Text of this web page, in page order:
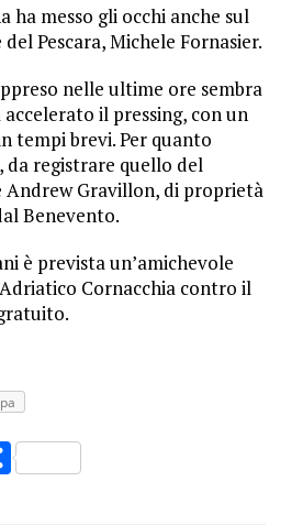
ha messo gli occhi anche sul
Pescara, Michele Fornasier.
nelle ultime ore sembra
accelerato il pressing, con un
tempi brevi. Per quanto
da registrare quello del
Andrew Gravillon, di proprietà
Benevento.
è prevista un’amichevole
Cornacchia contro il
Share